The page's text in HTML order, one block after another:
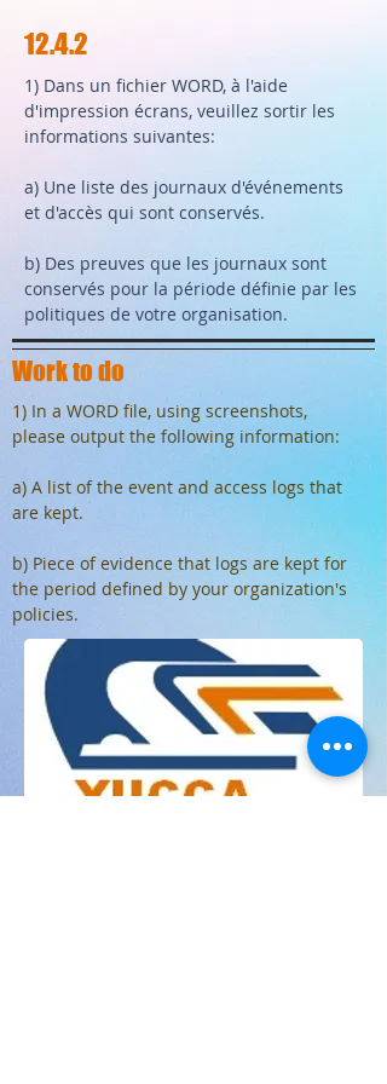
12.4.2
1) Dans un fichier WORD, à l'aide
d'impression écrans, veuillez sortir les
informations suivantes:
a) Une liste des journaux d'événements
et d'accès qui sont conservés.
b) Des preuves que les journaux sont
conservés pour la période définie par les
politiques de votre organisation.
Work to do
1) In a WORD file, using screenshots,
please output the following information:
a) A list of the event and access logs that
are kept.
b) Piece of evidence that logs are kept for
the period defined by your organization's
policies.